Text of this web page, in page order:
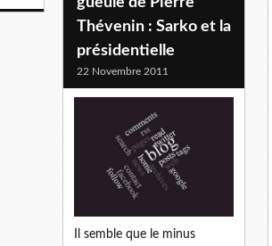
Thévenin : Sarko et la
présidentielle
22 Novembre 2011
Il semble que le minus